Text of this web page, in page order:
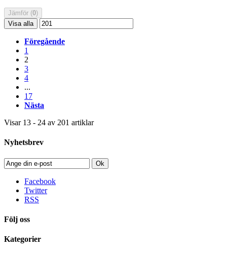
Jämför (0)
Visa alla
Föregående
1
2
3
4
...
17
Nästa
Visar 13 - 24 av 201 artiklar
Nyhetsbrev
Ok
Facebook
Twitter
RSS
Följ oss
Kategorier